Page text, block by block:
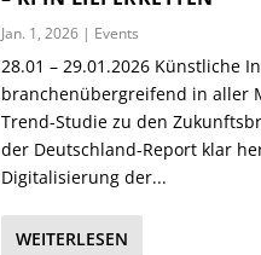
Jan. 1, 2026| Events
28.01 – 29.01.2026 Künstliche
branchenübergreifend in aller
Trend-Studie zu den
der Deutschland-Report klar
Digitalisierung der...
WEITERLESEN